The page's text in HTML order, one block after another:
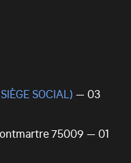
SOCIAL) — 03
75009 — 01